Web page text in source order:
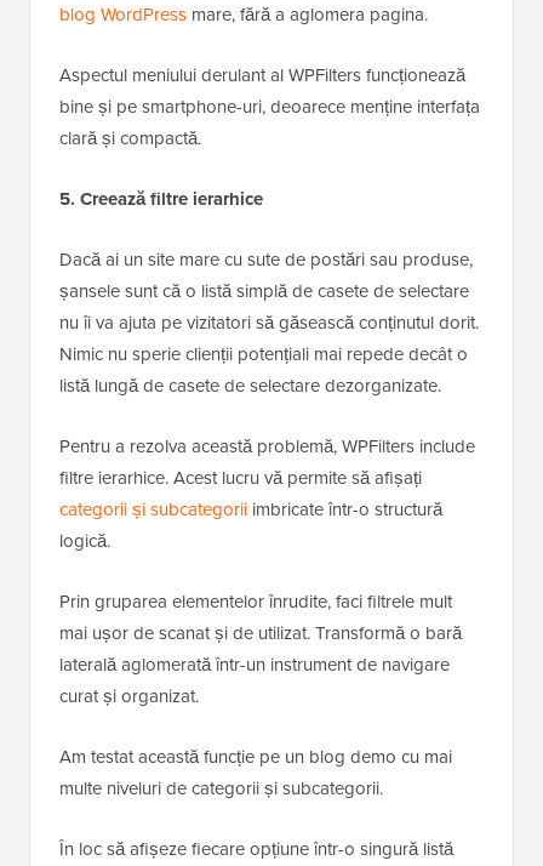
blog WordPress mare, fără a aglomera pagina.
Aspectul meniului derulant al WPFilters funcționează
bine și pe smartphone-uri, deoarece menține interfața
clară și compactă.
5. Creează filtre ierarhice
Dacă ai un site mare cu sute de postări sau produse,
șansele sunt că o listă simplă de casete de selectare
nu îi va ajuta pe vizitatori să găsească conținutul dorit.
Nimic nu sperie clienții potențiali mai repede decât o
listă lungă de casete de selectare dezorganizate.
Pentru a rezolva această problemă, WPFilters include
filtre ierarhice. Acest lucru vă permite să afișați
categorii și subcategorii imbricate într-o structură
logică.
Prin gruparea elementelor înrudite, faci filtrele mult
mai ușor de scanat și de utilizat. Transformă o bară
laterală aglomerată într-un instrument de navigare
curat și organizat.
Am testat această funcție pe un blog demo cu mai
multe niveluri de categorii și subcategorii.
În loc să afișeze fiecare opțiune într-o singură listă